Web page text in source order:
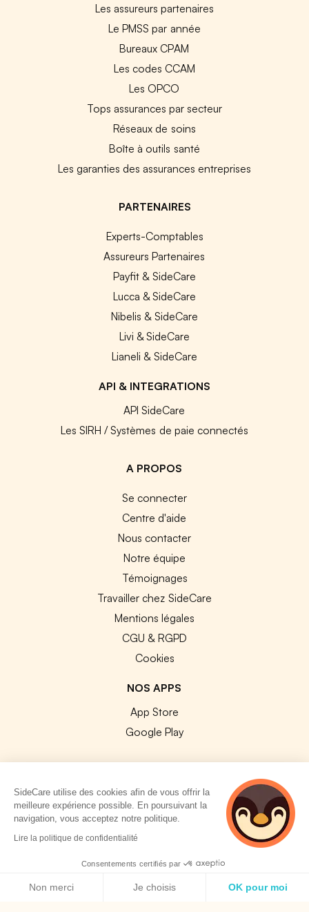
Les assureurs partenaires
Le PMSS par année
Bureaux CPAM
Les codes CCAM
Les OPCO
Tops assurances par secteur
Réseaux de soins
Boîte à outils santé
Les garanties des assurances entreprises
PARTENAIRES
Experts-Comptables
Assureurs Partenaires
Payfit & SideCare
Lucca & SideCare
Nibelis & SideCare
Livi & SideCare
Lianeli & SideCare
API & INTEGRATIONS
API SideCare
Les SIRH / Systèmes de paie connectés
A PROPOS
Se connecter
Centre d'aide
Nous contacter
Notre équipe
Témoignages
Travailler chez SideCare
Mentions légales
CGU & RGPD
Cookies
NOS APPS
App Store
Google Play
© 2026 SideCare. Tous droits réservés.
SideCare utilise des cookies afin de vous offrir la
meilleure expérience possible. En poursuivant la
navigation, vous acceptez notre politique.
Lire la politique de confidentialité
Consentements certifiés par
Non merci Je choisis OK pour moi
4 personnes
consultent
actuellement cette